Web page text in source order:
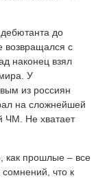
до
возвращался с
наконец взял
У
из россиян
на сложнейшей
ЧМ. Не хватает
как прошлые – все
что к